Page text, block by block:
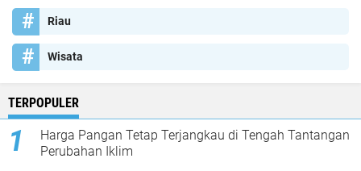
Riau
Wisata
TERPOPULER
Harga Pangan Tetap Terjangkau di Tengah Tantangan
Perubahan Iklim